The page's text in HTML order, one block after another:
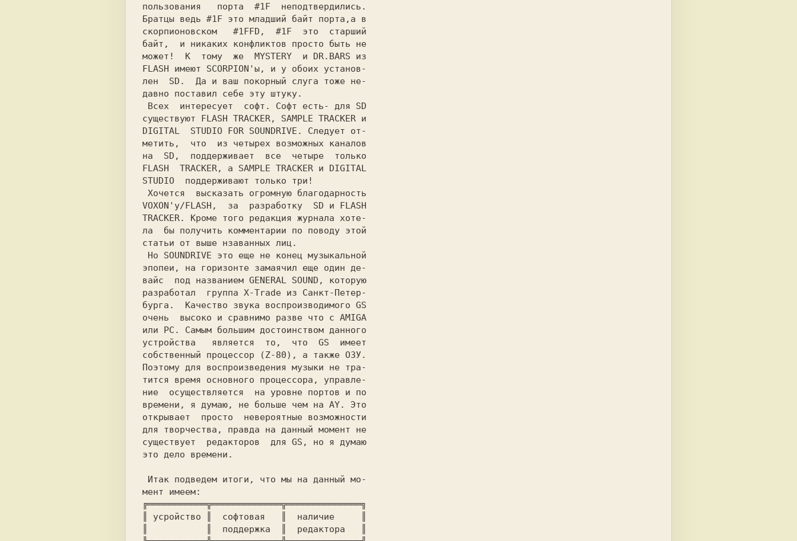
пользования   порта  #1F  неподтвердились.
Братцы ведь #1F это младший байт порта,а в
скорпионовском   #1FFD,  #1F  это  старший
байт,  и никаких конфликтов просто быть не
может!  К  тому  же  MYSTERY  и DR.BARS из
лен  SD.  Да и ваш покорный слуга тоже не-
давно поставил себе эту штуку.
существуют FLASH TRACKER, SAMPLE TRACKER и
DIGITAL  STUDIO FOR SOUNDRIVE.
Следует от-
метить,  что  из четырех возможных каналов
FLASH  TRACKER,
a SAMPLE TRACKER и DIGITAL
STUDIO
поддерживают только три!
VOXON'у/FLASH,
за  разработку  SD и FLASH
TRACKER. Кроме того редакция журнала хоте-
ла  бы получить комментарии по поводу этой
статьи от выше нзаванных лиц.
Но SOUNDRIVE это еще не конец музыкальной
эпопеи, на горизонте замаячил еще один де-
вайс  под названием GENERAL SOUND,
которую
разработал  группа X-Trade из Санкт-Петер-
бурга.  Качество звука воспроизводимого GS
очень  высоко и сравнимо разве что с AMIGA
или PC. Самым большим достоинством данного
устройства   является  то,  что  GS  имеет
Поэтому для воспроизведения музыки не тра-
тится время основного процессора, управле-
ние  осуществляется  на уровне портов и по
времени, я думаю, не больше чем на AY. Это
открывает  просто  невероятные возможности
для творчества, правда на данный момент не
существует  редакторов  для GS, но я думаю
это дело времени.
╔═══════════╦═════════════╦══════════════╗
║ усройство ║  софтовая   ║  наличие     ║
║           ║  поддержка  ║  редактора   ║